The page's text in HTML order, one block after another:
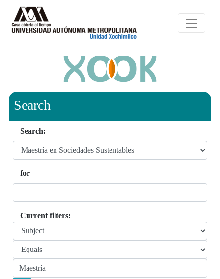
Search
Search:
for
Current filters: